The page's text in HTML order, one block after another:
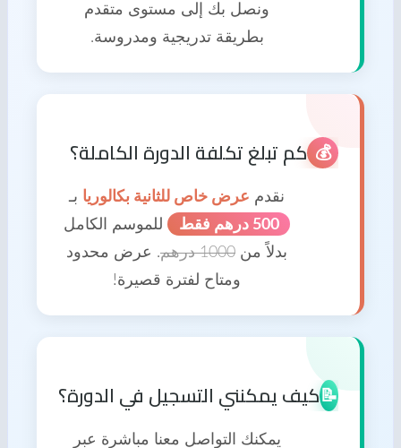
ونصل بك إلى مستوى متقدم
بطريقة تدريجية ومدروسة.
💰 كم تبلغ تكلفة الدورة الكاملة؟
نقدم عرض خاص للثانية بكالوريا بـ
500 درهم فقط
للموسم الكامل
بدلاً من 1000 درهم
. عرض محدود
ومتاح لفترة قصيرة!
📝كيف يمكنني التسجيل في الدورة؟
يمكنك التواصل معنا مباشرة عبر